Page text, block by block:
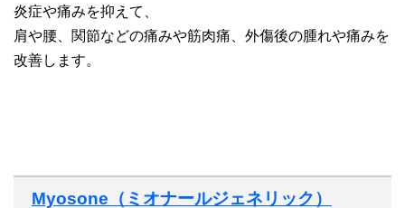
炎症や痛みを抑えて、
肩や腰、関節などの痛みや筋肉痛、外傷後の腫れや痛みを
改善します。
Myosone（ミオナールジェネリック）